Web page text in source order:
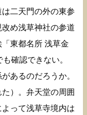
二天門の外の東参
め浅草神社の参道
東都名所 浅草金
確認できない。
あるのだろうか。
）。弁天堂の周囲
って浅草寺境内は